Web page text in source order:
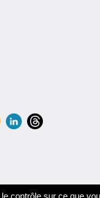
contrôle sur ce que